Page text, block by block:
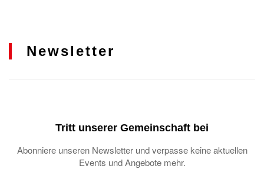
Newsletter
Tritt unserer Gemeinschaft bei
Abonniere unseren Newsletter und verpasse keine aktuellen
Events und Angebote mehr.